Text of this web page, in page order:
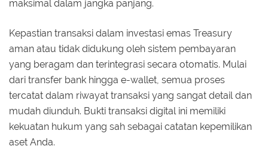
maksimal dalam jangka panjang.
Kepastian transaksi dalam investasi emas Treasury
aman atau tidak didukung oleh sistem pembayaran
yang beragam dan terintegrasi secara otomatis. Mulai
dari transfer bank hingga e-wallet, semua proses
tercatat dalam riwayat transaksi yang sangat detail dan
mudah diunduh. Bukti transaksi digital ini memiliki
kekuatan hukum yang sah sebagai catatan kepemilikan
aset Anda.